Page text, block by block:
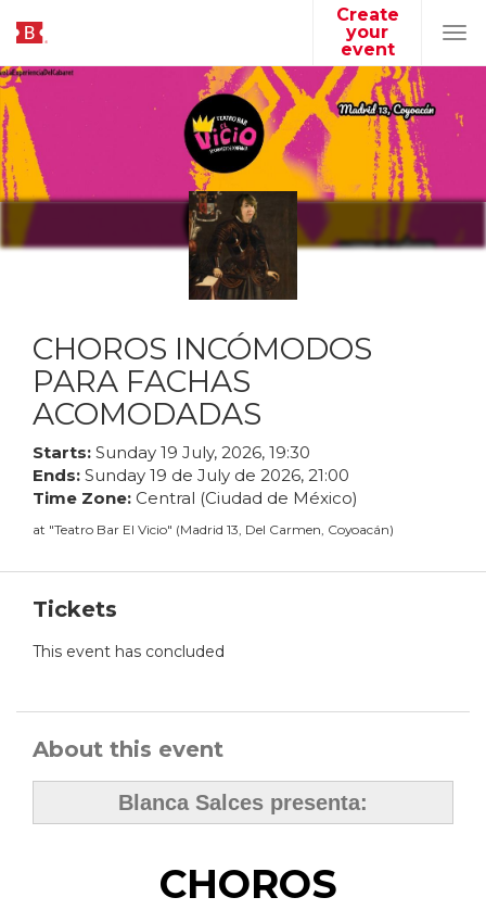
Create
your
event
CHOROS INCÓMODOS
PARA FACHAS
ACOMODADAS
Starts: Sunday 19 July, 2026, 19:30
Ends: Sunday 19 de July de 2026, 21:00
Time Zone: Central (Ciudad de México)
at "Teatro Bar El Vicio" (Madrid 13, Del Carmen, Coyoacán)
Tickets
This event has concluded
About this event
Blanca Salces presenta:
CHOROS